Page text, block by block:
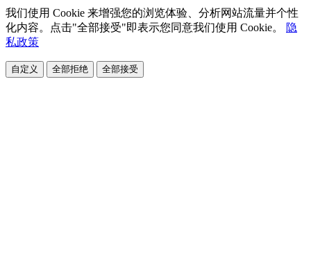
我们使用 Cookie 来增强您的浏览体验、分析网站流量并个性
化内容。点击"全部接受"即表示您同意我们使用 Cookie。
隐
私政策
自定义 全部拒绝 全部接受